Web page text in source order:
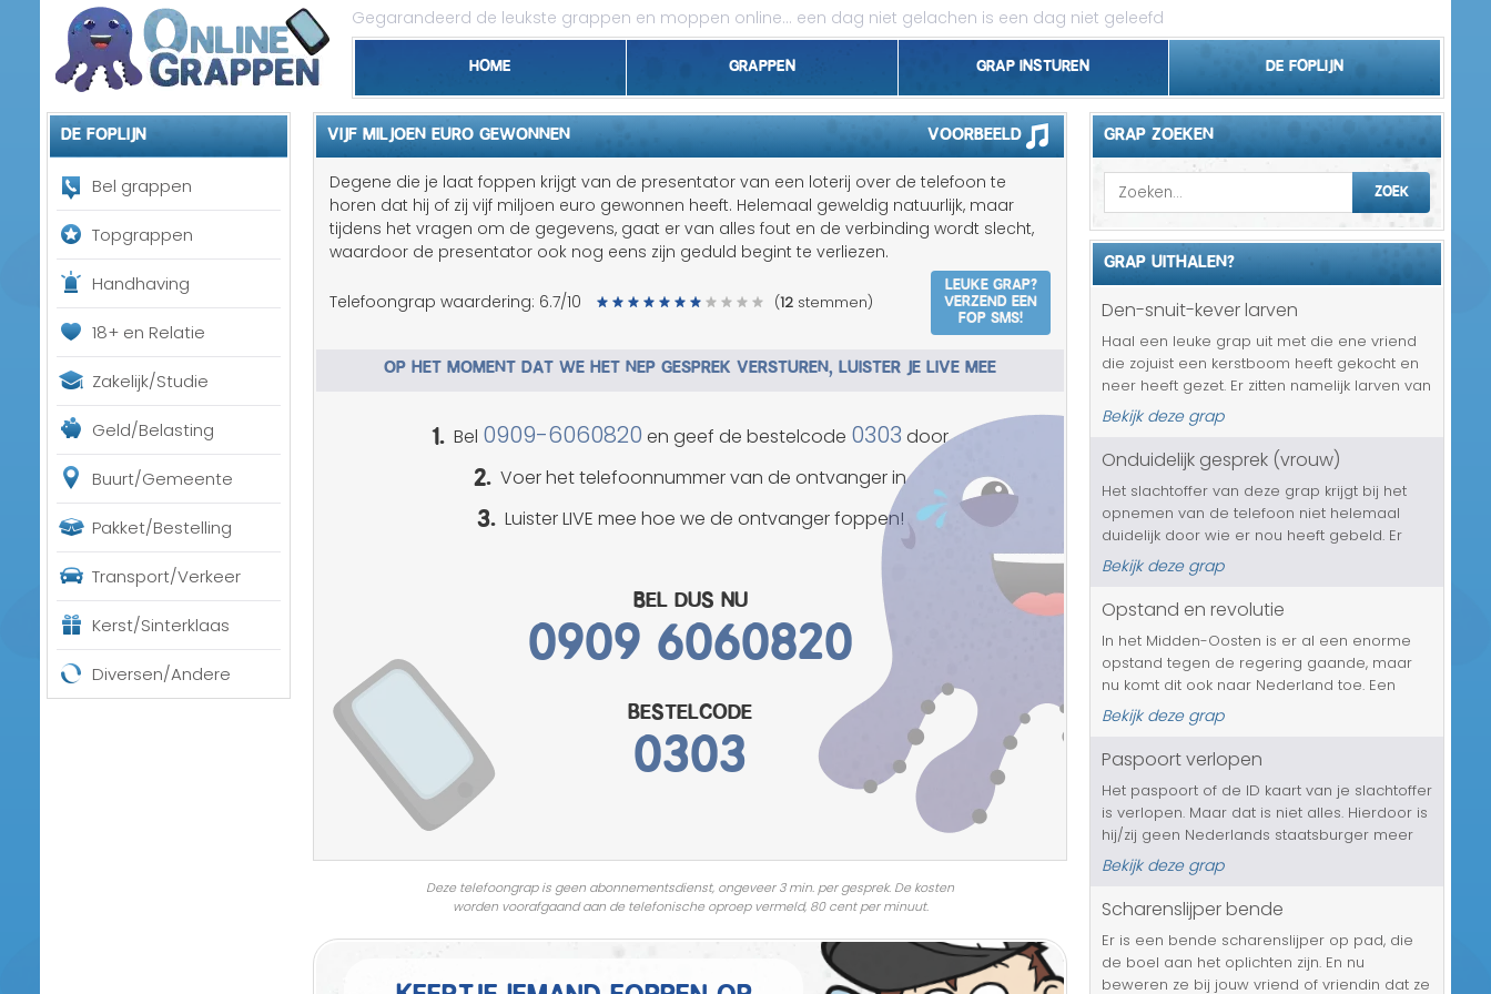
Gegarandeerd de leukste grappen en moppen online... een dag niet gelachen is een dag niet geleefd
Home Grappen
1 april grappen
Belgen grappen
Dieren grappen
Flauwe grappen
Jantje grappen
Mannen grappen
Slechte grappen
Turken grappen
Vrouwen grappen
Grap insturen De foplijn
Bel grappen
Topgrappen
18+ en Relatie
Zakelijk/Studie
Geld/Belasting
Buurt/Gemeente
Pakket/Bestelling
Transport/Verkeer
Kerst/Sinterklaas
Diversen/Andere
De foplijn
Bel grappen
Topgrappen
Handhaving
18+ en Relatie
Zakelijk/Studie
Geld/Belasting
Buurt/Gemeente
Pakket/Bestelling
Transport/Verkeer
Kerst/Sinterklaas
Diversen/Andere
VIJF MILJOEN EURO GEWONNEN Voorbeeld
Degene die je laat foppen krijgt van de presentator van een loterij over de telefoon te
horen dat hij of zij vijf miljoen euro gewonnen heeft. Helemaal geweldig natuurlijk, maar
tijdens het vragen om de gegevens, gaat er van alles fout en de verbinding wordt slecht,
waardoor de presentator ook nog eens zijn geduld begint te verliezen.
Telefoongrap waardering: 6.7/10 (12 stemmen)
Leuke grap?
Verzend een
fop SMS!
OP HET MOMENT DAT WE HET NEP GESPREK VERSTUREN, LUISTER JE LIVE MEE
1. Bel 0909-6060820 en geef de bestelcode 0303 door
2. Voer het telefoonnummer van de ontvanger in
3. Luister LIVE mee hoe we de ontvanger foppen!
Bel dus nu
0909 6060820
bestelcode
0303
Deze telefoongrap is geen abonnementsdienst, ongeveer 3 min. per gesprek. De kosten
worden voorafgaand aan de telefonische oproep vermeld, 80 cent per minuut.
GRAP ZOEKEN
ZOEK
GRAP UITHALEN?
Den-snuit-kever larven
Haal een leuke grap uit met die ene vriend
die zojuist een kerstboom heeft gekocht en
neer heeft gezet. Er zitten namelijk larven van
de den-snuit-kever in en die gaan overal,
maar dan ook echt overal in huis zitten. Er
moet heel snel iets ...
Bekijk deze grap
Onduidelijk gesprek (vrouw)
Het slachtoffer van deze grap krijgt bij het
opnemen van de telefoon niet helemaal
duidelijk door wie er nou heeft gebeld. Er
komt een heel verwarrend gesprek tot stand
over wie er nu eigenlijk heeft gebeld, maar
ook over wie nou eigenlijk ...
Bekijk deze grap
Opstand en revolutie
In het Midden-Oosten is er al een enorme
opstand tegen de regering gaande, maar
nu komt dit ook naar Nederland toe. Een
revolutie tegen onze eigen regering! Staken
zullen we, met zijn allen! En dus ook jouw
slachtoffer. Hij krijgt de oproep...
Bekijk deze grap
Paspoort verlopen
Het paspoort of de ID kaart van je slachtoffer
is verlopen. Maar dat is niet alles. Hierdoor is
hij/zij geen Nederlands staatsburger meer
en er is niets aan te doen, de procedure
voor een uitzetting is al gestart en de
papieren zijn al verz...
Bekijk deze grap
Scharenslijper bende
Er is een bende scharenslijper op pad, die
de boel aan het oplichten zijn. En nu
beweren ze bij jouw vriend of vriendin dat ze